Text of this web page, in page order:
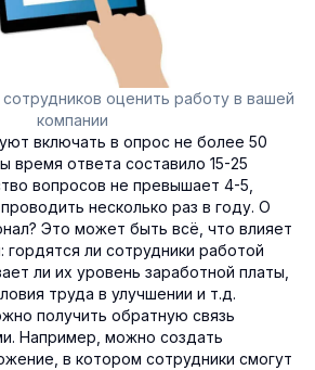
оценить работу в вашей
компании
включать в опрос не более 50
время ответа составило 15-25
вопросов не превышает 4-5,
несколько раз в году. О
Это может быть всё, что влияет
гордятся ли сотрудники работой
ли их уровень заработной платы,
труда в улучшении и т.д.
получить обратную связь
Например, можно создать
в котором сотрудники смогут